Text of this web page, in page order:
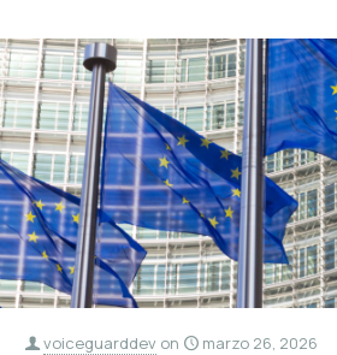
voiceguarddev on marzo 26, 2026